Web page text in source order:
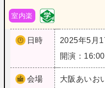
室内楽
日時
2025年5月
開演：16:00
会場 大阪 あいお